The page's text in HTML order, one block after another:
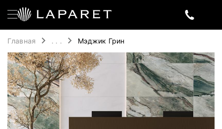
Главная . . . Мэджик Грин